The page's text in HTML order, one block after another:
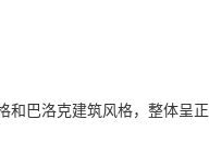
和巴洛克建筑风格，整体呈正